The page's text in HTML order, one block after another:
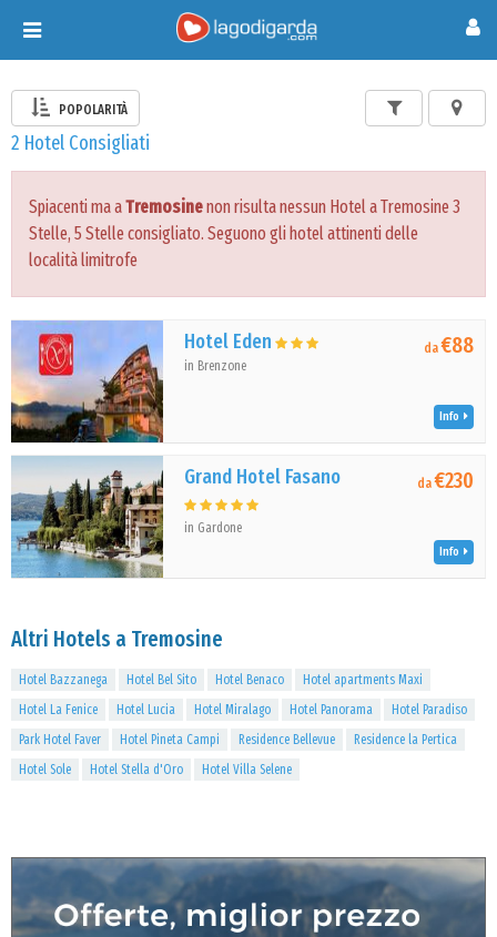
Toggle
navigation
POPOLARITÀ
2 Hotel Consigliati
Spiacenti ma aTremosinenon risulta nessun Hotel a Tremosine 3
Stelle, 5 Stelle consigliato. Seguono gli hotel attinenti delle
località limitrofe
Hotel Eden
in Brenzone
da€88
Info
Grand Hotel Fasano
in Gardone
da€230
Info
Altri Hotels a Tremosine
Hotel Bazzanega Hotel Bel Sito Hotel Benaco
Hotel apartments Maxi
Hotel La Fenice
Hotel Lucia Hotel Miralago Hotel Panorama
Hotel Paradiso
Park Hotel Faver
Hotel Pineta Campi Residence Bellevue
Residence la Pertica
Hotel Sole
Hotel Stella d'Oro Hotel Villa Selene